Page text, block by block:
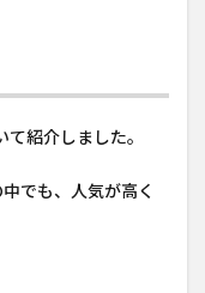
紹介しました。
でも、人気が高く